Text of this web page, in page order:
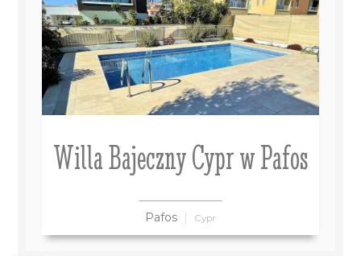
Willa Bajeczny Cypr w Pafos
Pafos Cypr